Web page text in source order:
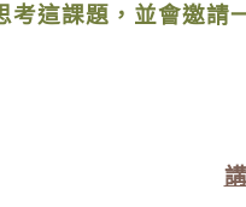
這課題，並會邀